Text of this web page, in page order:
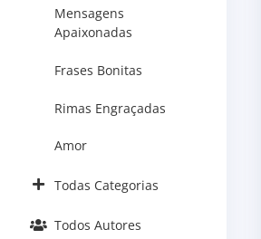
Mensagens
Apaixonadas
Frases Bonitas
Rimas Engraçadas
Amor
Todas Categorias
Todos Autores